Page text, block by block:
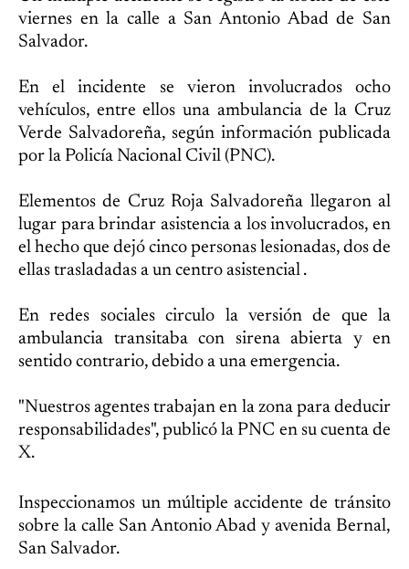
viernes en la calle a San Antonio Abad de San
Salvador.
En el incidente se vieron involucrados ocho
vehículos, entre ellos una ambulancia de la Cruz
Verde Salvadoreña, según información publicada
por la Policía Nacional Civil (PNC).
Elementos de Cruz Roja Salvadoreña llegaron al
lugar para brindar asistencia a los involucrados, en
el hecho que dejó cinco personas lesionadas, dos de
ellas trasladadas a un centro asistencial .
En redes sociales circulo la versión de que la
ambulancia transitaba con sirena abierta y en
sentido contrario, debido a una emergencia.
"Nuestros agentes trabajan en la zona para deducir
responsabilidades", publicó la PNC en su cuenta de
X.
Inspeccionamos un múltiple accidente de tránsito
sobre la calle San Antonio Abad y avenida Bernal,
San Salvador.